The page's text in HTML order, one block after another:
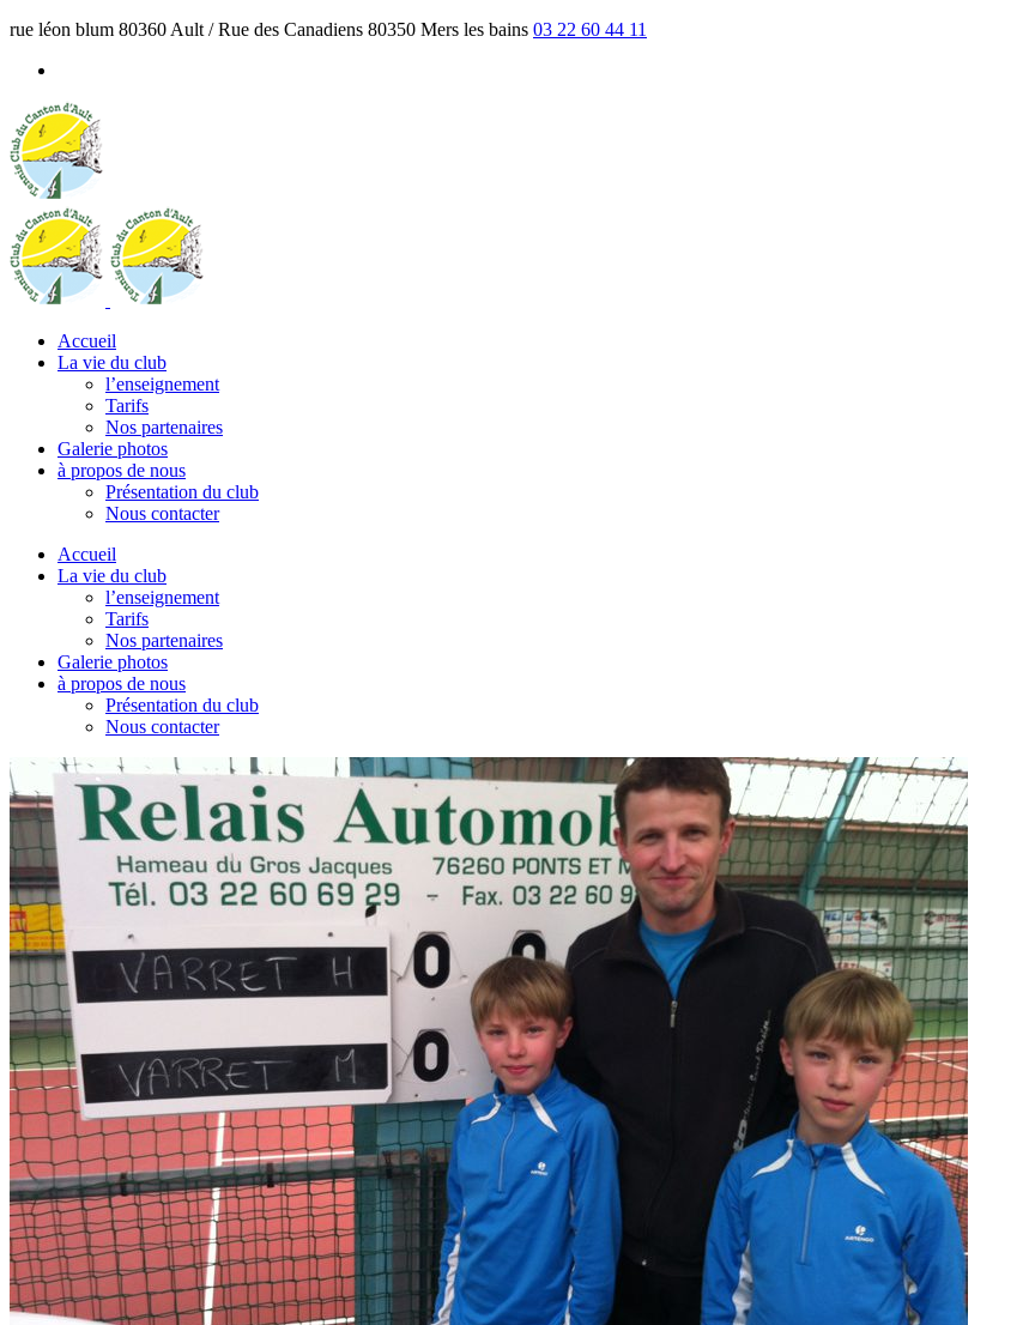
rue léon blum 80360 Ault / Rue des Canadiens 80350 Mers les bains 03 22 60 44 11
Accueil
La vie du club
l’enseignement
Tarifs
Nos partenaires
Galerie photos
à propos de nous
Présentation du club
Nous contacter
Accueil
La vie du club
l’enseignement
Tarifs
Nos partenaires
Galerie photos
à propos de nous
Présentation du club
Nous contacter